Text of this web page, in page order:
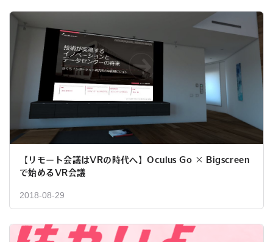
【リモート会議はVRの時代へ】Oculus Go × Bigscreen
で始めるVR会議
2018-08-29